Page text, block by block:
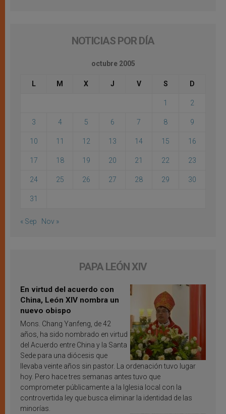
NOTICIAS POR DÍA
octubre 2005
L M X J V S D
1 2
3 4 5 6 7 8 9
10 11 12 13 14 15 16
17 18 19 20 21 22 23
24 25 26 27 28 29 30
31
« Sep Nov »
PAPA LEÓN XIV
En virtud del acuerdo con
China, León XIV nombra un
nuevo obispo
Mons. Chang Yanfeng, de 42
años, ha sido nombrado en virtud
del Acuerdo entre China y la Santa
Sede para una diócesis que
llevaba veinte años sin pastor. La ordenación tuvo lugar
hoy. Pero hace tres semanas antes tuvo que
comprometer públicamente a la Iglesia local con la
controvertida ley que busca eliminar la identidad de las
minorías.